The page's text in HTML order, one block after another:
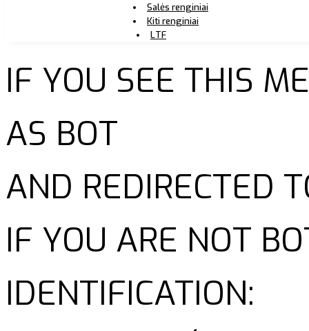
Salės renginiai
Kiti renginiai
LTF
IF YOU SEE THIS
AS BOT
AND REDIRECTED
IF YOU ARE NOT
IDENTIFICATION: